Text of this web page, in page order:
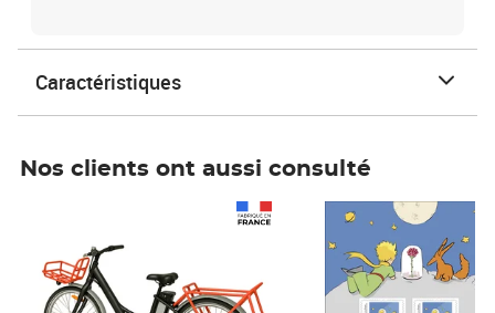
Caractéristiques
Nos clients ont aussi consulté
Prix 6,25€ HT